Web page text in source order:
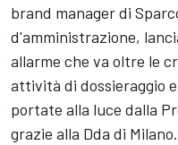
brand manager di
d'amministrazione,
allarme che va oltre le
attività di dossieraggio
portate alla luce dalla
grazie alla Dda di Milano.